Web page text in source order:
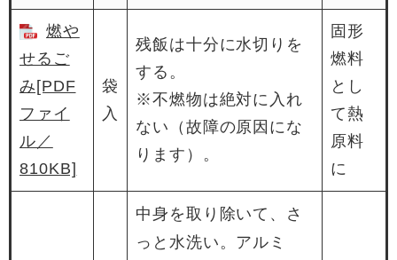
燃や
せるご
み[PDF
ファイ
ル／
810KB]
袋
入
残飯は十分に水切りを
する。
※不燃物は絶対に入れ
ない（故障の原因にな
ります）。
固形
燃料
とし
て熱
原料
に
中身を取り除いて、さ
っと水洗い。アルミ